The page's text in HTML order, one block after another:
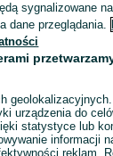
k.
37 PLN/h
Sp. z o.o.
sygnalizowane
dane przeglądania.
urządzenia do
statystyce lub
informacji
reklam.